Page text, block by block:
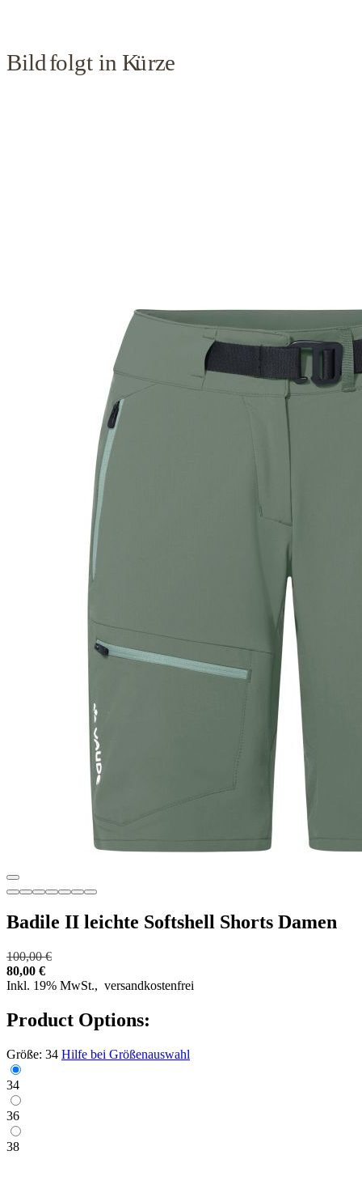
Badile II leichte Softshell Shorts Damen
100,00 €
80,00 €
Inkl. 19% MwSt., versandkostenfrei
Product Options:
Größe: 34 Hilfe bei Größenauswahl
34
36
38